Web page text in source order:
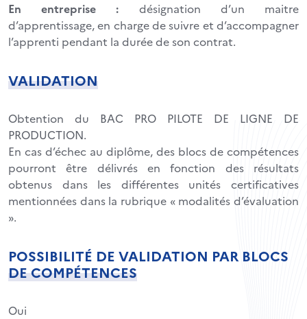
En entreprise : désignation d’un maitre
d’apprentissage, en charge de suivre et d’accompagner
l’apprenti pendant la durée de son contrat.
VALIDATION
Obtention du BAC PRO PILOTE DE LIGNE DE
PRODUCTION.
En cas d’échec au diplôme, des blocs de compétences
pourront être délivrés en fonction des résultats
obtenus dans les différentes unités certificatives
mentionnées dans la rubrique « modalités d’évaluation
».
POSSIBILITÉ DE VALIDATION PAR BLOCS
DE COMPÉTENCES
Oui